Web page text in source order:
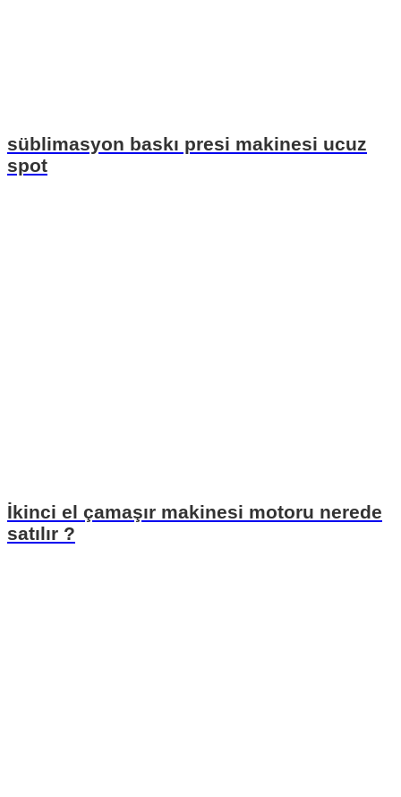
süblimasyon baskı presi makinesi ucuz
spot
İkinci el çamaşır makinesi motoru nerede
satılır ?